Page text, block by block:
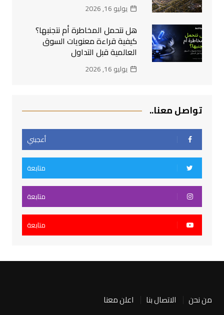
يوليو 16, 2026
هل نتحمل المخاطرة أم نتجنبها؟
كيفية قراءة معنويات السوق
العالمية قبل التداول
يوليو 16, 2026
تواصل معنا..
أعجبني
متابعة
متابعة
متابعة
من نحن الاتصال بنا اعلن معنا